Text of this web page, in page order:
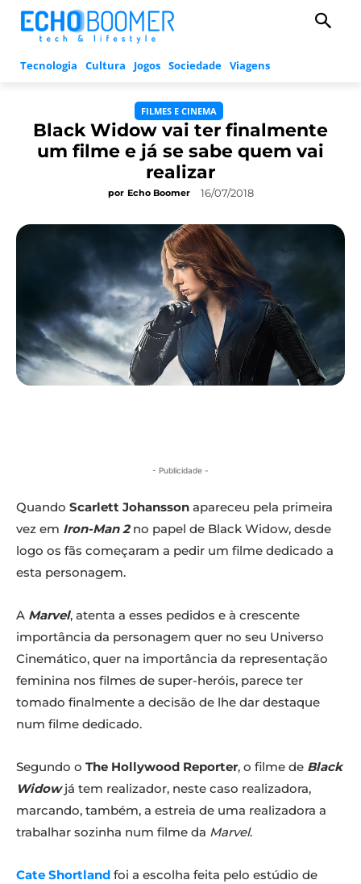
Tecnologia Cultura Jogos Sociedade Viagens
FILMES E CINEMA
Black Widow vai ter finalmente
um filme e já se sabe quem vai
realizar
por Echo Boomer 16/07/2018
- Publicidade -
Quando Scarlett Johansson apareceu pela primeira
vez em Iron-Man 2no papel de Black Widow, desde
logo os fãs começaram a pedir um filme dedicado a
esta personagem.
A Marvel, atenta a esses pedidos e à crescente
importância da personagem quer no seu Universo
Cinemático, quer na importância da representação
feminina nos filmes de super-heróis, parece ter
tomado finalmente a decisão de lhe dar destaque
num filme dedicado.
Segundo o The Hollywood Reporter, o filme de Black
Widowjá tem realizador, neste caso realizadora,
marcando, também, a estreia de uma realizadora a
trabalhar sozinha num filme da Marvel.
Cate Shortland foi a escolha feita pelo estúdio de